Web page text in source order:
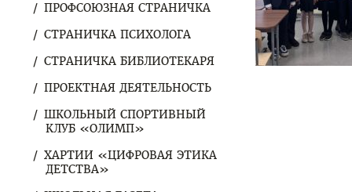
ПРОФСОЮЗНАЯ СТРАНИЧКА
СТРАНИЧКА ПСИХОЛОГА
СТРАНИЧКА БИБЛИОТЕКАРЯ
ПРОЕКТНАЯ ДЕЯТЕЛЬНОСТЬ
ШКОЛЬНЫЙ СПОРТИВНЫЙ
КЛУБ «ОЛИМП»
ХАРТИИ «ЦИФРОВАЯ ЭТИКА
ДЕТСТВА»